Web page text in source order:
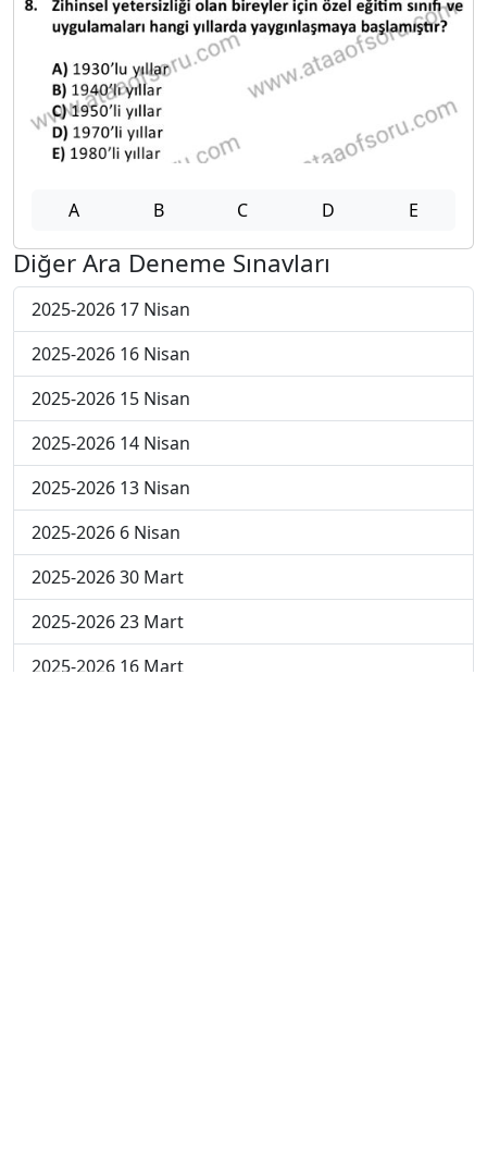
A B C D E
Diğer Ara Deneme Sınavları
2025-2026 17 Nisan
2025-2026 16 Nisan
2025-2026 15 Nisan
2025-2026 14 Nisan
2025-2026 13 Nisan
2025-2026 6 Nisan
2025-2026 30 Mart
2025-2026 23 Mart
2025-2026 16 Mart